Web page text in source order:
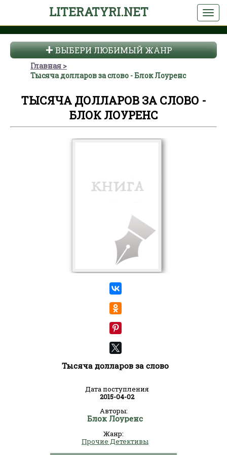
LITERATYRI.NET
ВЫБЕРИ ЛЮБИМЫЙ ЖАНР
Главная
Тысяча долларов за слово - Блок Лоуренс
ТЫСЯЧА ДОЛЛАРОВ ЗА СЛОВО -
БЛОК ЛОУРЕНС
Тысяча долларов за слово
Дата поступления
2015-04-02
Авторы:
Блок Лоуренс
Жанр:
Прочие Детективы